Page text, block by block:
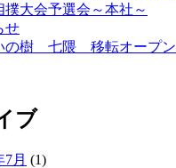
撲大会予選会～本社～
せ
の樹 七隈 移転オープン
ブ
7月 (1)